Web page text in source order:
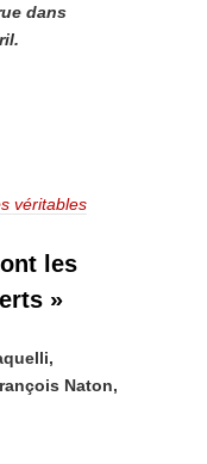
dans
véritables
les
»
Naton,